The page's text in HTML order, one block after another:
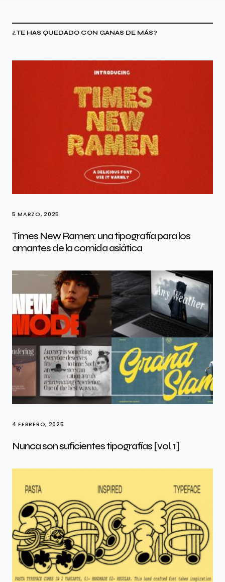
¿TE HAS QUEDADO CON GANAS DE MÁS?
5 MARZO, 2025
Times New Ramen: una tipografía para los
amantes de la comida asiática
4 FEBRERO, 2025
Nunca son suficientes tipografías [vol. 1]